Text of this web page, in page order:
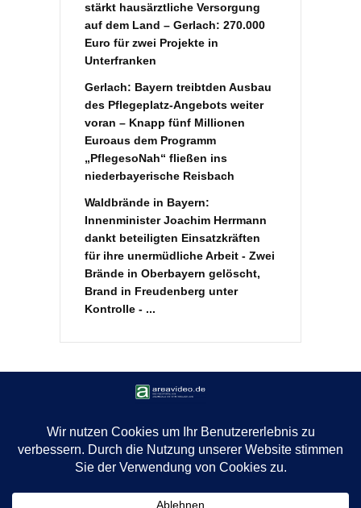
stärkt hausärztliche Versorgung
auf dem Land – Gerlach: 270.000
Euro für zwei Projekte in
Unterfranken
Gerlach: Bayern treibtden Ausbau
des Pflegeplatz-Angebots weiter
voran – Knapp fünf Millionen
Euroaus dem Programm
„PflegesoNah“ fließen ins
niederbayerische Reisbach
Waldbrände in Bayern:
Innenminister Joachim Herrmann
dankt beteiligten Einsatzkräften
für ihre unermüdliche Arbeit - Zwei
Brände in Oberbayern gelöscht,
Brand in Freudenberg unter
Kontrolle - ...